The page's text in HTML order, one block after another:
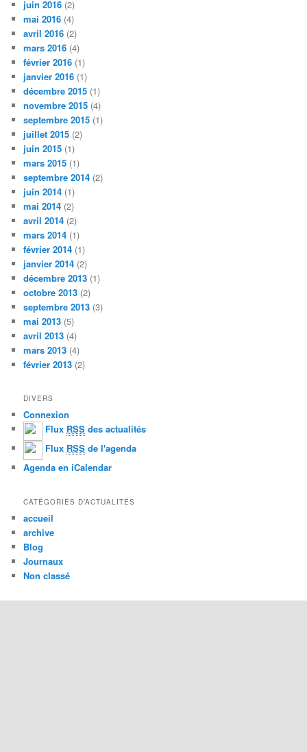
juin 2016 (2)
mai 2016 (4)
avril 2016 (2)
mars 2016 (4)
février 2016 (1)
janvier 2016 (1)
décembre 2015 (1)
novembre 2015 (4)
septembre 2015 (1)
juillet 2015 (2)
juin 2015 (1)
mars 2015 (1)
septembre 2014 (2)
juin 2014 (1)
mai 2014 (2)
avril 2014 (2)
mars 2014 (1)
février 2014 (1)
janvier 2014 (2)
décembre 2013 (1)
octobre 2013 (2)
septembre 2013 (3)
mai 2013 (5)
avril 2013 (4)
mars 2013 (4)
février 2013 (2)
DIVERS
Connexion
Flux RSS des actualités
Flux RSS de l'agenda
Agenda en iCalendar
CATÉGORIES D’ACTUALITÉS
accueil
archive
Blog
Journaux
Non classé